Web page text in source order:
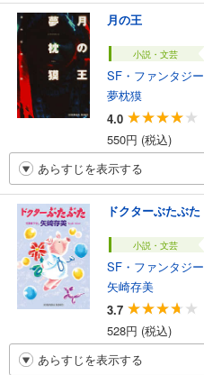
月の王
小説・文芸
SF・ファンタジー
夢枕獏
4.0
550円 (税込)
あらすじを表示する
ドクターぶたぶた
小説・文芸
SF・ファンタジー
矢崎存美
3.7
528円 (税込)
あらすじを表示する